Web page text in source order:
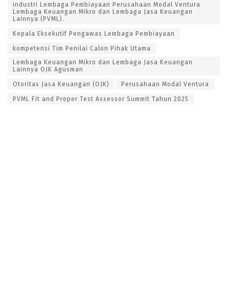
industri Lembaga Pembiayaan Perusahaan Modal Ventura
Lembaga Keuangan Mikro dan Lembaga Jasa Keuangan
Lainnya (PVML).
Kepala Eksekutif Pengawas Lembaga Pembiayaan
kompetensi Tim Penilai Calon Pihak Utama
Lembaga Keuangan Mikro dan Lembaga Jasa Keuangan
Lainnya OJK Agusman
Otoritas Jasa Keuangan (OJK) Perusahaan Modal Ventura
PVML Fit and Proper Test Assessor Summit Tahun 2025